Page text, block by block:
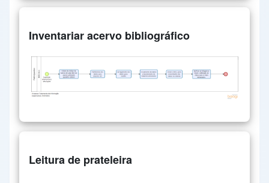
Inventariar acervo bibliográfico
Leitura de prateleira